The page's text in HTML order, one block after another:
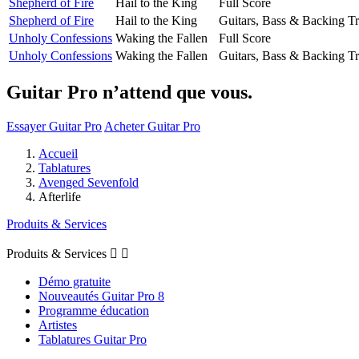
Shepherd of Fire
Hail to the King
Guitars, Bass & Backing
Unholy Confessions Waking the Fallen
Full Score
Unholy Confessions Waking the Fallen Guitars, Bass & Backing
Guitar Pro n’attend que vous.
Essayer Guitar Pro Acheter Guitar Pro
Accueil
Tablatures
Avenged Sevenfold
Afterlife
Produits & Services
Produits & Services  
Démo gratuite
Nouveautés Guitar Pro 8
Programme éducation
Artistes
Tablatures Guitar Pro